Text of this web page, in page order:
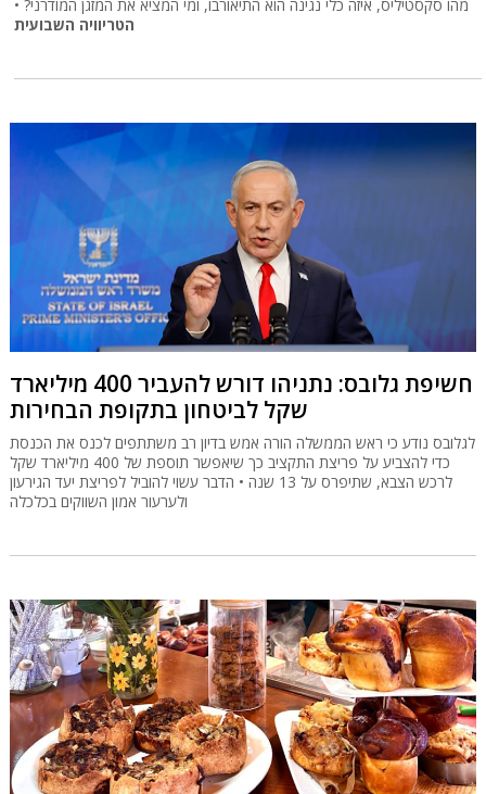
מהו סקסטיליס, איזה כלי נגינה הוא התיאורבו, ומי המציא את המזגן המודרני? •
הטריוויה השבועית
חשיפת גלובס: נתניהו דורש להעביר 400 מיליארד
שקל לביטחון בתקופת הבחירות
לגלובס נודע כי ראש הממשלה הורה אמש בדיון רב משתתפים לכנס את הכנסת
כדי להצביע על פריצת התקציב כך שיאפשר תוספת של 400 מיליארד שקל
לרכש הצבא, שתיפרס על 13 שנה • הדבר עשוי להוביל לפריצת יעד הגירעון
ולערעור אמון השווקים בכלכלה